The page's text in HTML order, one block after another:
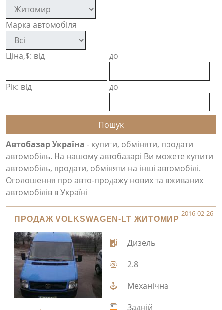
Марка автомобіля
Ціна,$: від до
Рік: від до
Автобазар Україна - купити, обміняти, продати
автомобіль. На нашому автобазарі Ви можете купити
автомобіль, продати, обміняти на інші автомобілі.
Оголошення про авто-продажу нових та вживаних
автомобілів в Україні
ПРОДАЖ VOLKSWAGEN-LT ЖИТОМИР
2016-02-26
Дизель
2.8
Механічна
Задній